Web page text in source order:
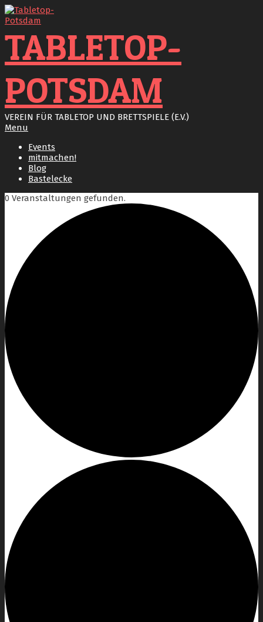
Skip
to
TABLETOP-
POTSDAM
VEREIN FÜR TABLETOP UND BRETTSPIELE (E.V.)
Primary
Menu
Menu
Events
mitmachen!
Blog
Bastelecke
0 Veranstaltungen gefunden.